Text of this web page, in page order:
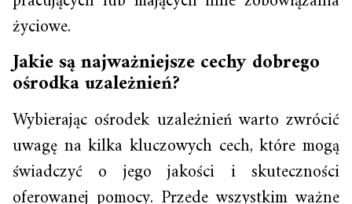
życiowe.
Jakie są najważniejsze cechy dobrego
ośrodka uzależnień?
Wybierając ośrodek uzależnień warto zwrócić
uwagę na kilka kluczowych cech, które mogą
świadczyć o jego jakości i skuteczności